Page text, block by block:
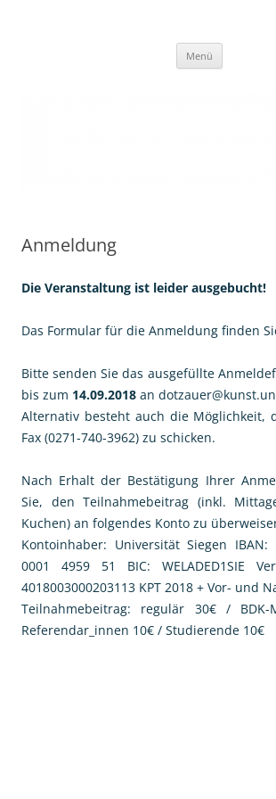
Künstlerisches
Partizipation und
Menü
Anmeldung
Die Veranstaltung ist leider ausgebucht!
Das Formular für die Anmeldung finden
Bitte senden Sie das ausgefüllte
bis zum 14.09.2018 an
Alternativ besteht auch die Möglichkeit,
Fax (0271-740-3962) zu schicken.
Nach Erhalt der Bestätigung Ihrer
Sie, den Teilnahmebeitrag (inkl.
Kuchen) an folgendes Konto zu
Kontoinhaber: Universität Siegen IBAN:
0001 4959 51 BIC: WELADED1SIE
4018003000203113 KPT 2018 + Vor- und
Teilnahmebeitrag: regulär 30€ /
Referendar_innen 10€ / Studierende 10€